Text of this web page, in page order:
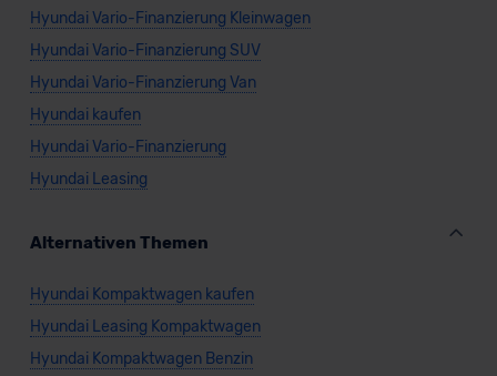
Hyundai Vario-Finanzierung Kleinwagen
Hyundai Vario-Finanzierung SUV
Hyundai Vario-Finanzierung Van
Hyundai kaufen
Hyundai Vario-Finanzierung
Hyundai Leasing
Alternativen Themen
Hyundai Kompaktwagen kaufen
Hyundai Leasing Kompaktwagen
Hyundai Kompaktwagen Benzin